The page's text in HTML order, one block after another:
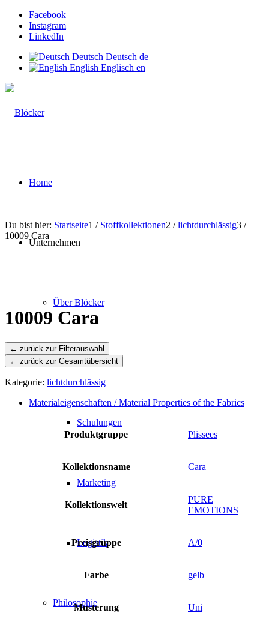
Facebook
Instagram
LinkedIn
Deutsch Deutsch de
English Englisch en
Home
Unternehmen
Über Blöcker
Leistungen
Schulungen
Marketing
Logistik
Philosophie
Du bist hier: Startseite1 / Stoffkollektionen2 / lichtdurchlässig3 /
10009 Cara
10009 Cara
← zurück zur Gesamtübersicht
Kategorie: lichtdurchlässig
Materialeigenschaften / Material Properties of the Fabrics
Produktgruppe Plissees
Kollektionsname Cara
Kollektionswelt
PURE
EMOTIONS
Preisgruppe A/0
Farbe gelb
Musterung Uni